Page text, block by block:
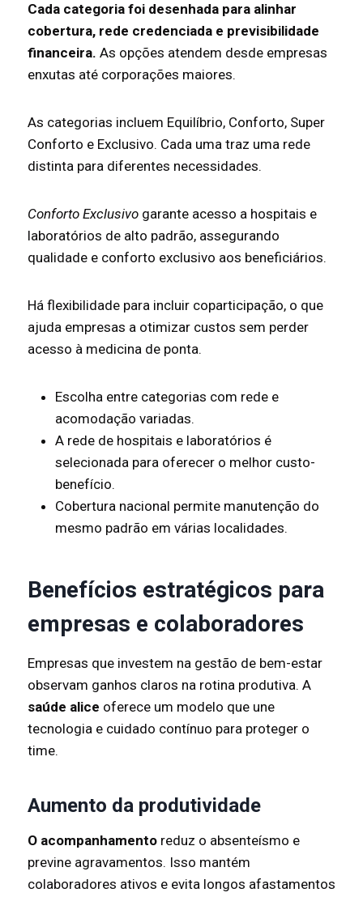
Cada categoria foi desenhada para alinhar
cobertura, rede credenciada e previsibilidade
financeira. As opções atendem desde empresas
enxutas até corporações maiores.
As categorias incluem Equilíbrio, Conforto, Super
Conforto e Exclusivo. Cada uma traz uma rede
distinta para diferentes necessidades.
Conforto Exclusivo garante acesso a hospitais e
laboratórios de alto padrão, assegurando
qualidade e conforto exclusivo aos beneficiários.
Há flexibilidade para incluir coparticipação, o que
ajuda empresas a otimizar custos sem perder
acesso à medicina de ponta.
Escolha entre categorias com rede e
acomodação variadas.
A rede de hospitais e laboratórios é
selecionada para oferecer o melhor custo-
benefício.
Cobertura nacional permite manutenção do
mesmo padrão em várias localidades.
Benefícios estratégicos para
empresas e colaboradores
Empresas que investem na gestão de bem-estar
observam ganhos claros na rotina produtiva. A
saúde alice oferece um modelo que une
tecnologia e cuidado contínuo para proteger o
time.
Aumento da produtividade
O acompanhamento reduz o absenteísmo e
previne agravamentos. Isso mantém
colaboradores ativos e evita longos afastamentos